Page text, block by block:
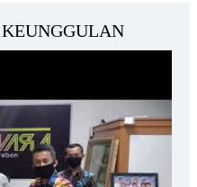
KEUNGGULAN